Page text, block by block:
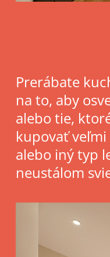
Prerábate
na to, aby
alebo tie,
kupovať
alebo iný typ
neustálom